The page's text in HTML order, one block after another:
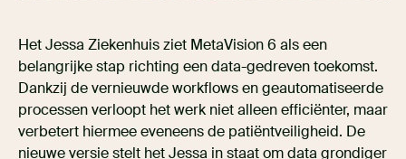
Het Jessa Ziekenhuis ziet MetaVision 6 als een
belangrijke stap richting een data-gedreven toekomst.
Dankzij de vernieuwde workflows en geautomatiseerde
processen verloopt het werk niet alleen efficiënter, maar
verbetert hiermee eveneens de patiëntveiligheid. De
nieuwe versie stelt het Jessa in staat om data grondiger